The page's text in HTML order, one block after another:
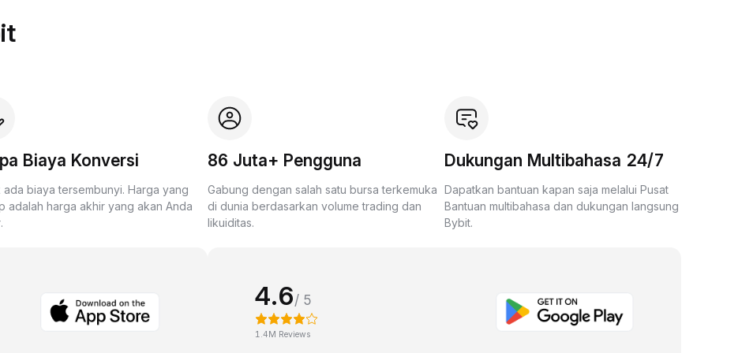
Biaya Konversi
ada biaya tersembunyi. Harga yang
adalah harga akhir yang akan Anda
86 Juta+ Pengguna
Gabung dengan salah satu bursa terkemuka
di dunia berdasarkan volume trading dan
likuiditas.
Dukungan Multibahasa 24/7
Dapatkan bantuan kapan saja melalui Pusat
Bantuan multibahasa dan dukungan langsung
Bybit.
4.6/ 5
1.4M Reviews